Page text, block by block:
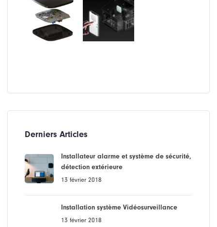
Derniers Articles
Installateur alarme et système de sécurité,
détection extérieure
13 février 2018
Installation système Vidéosurveillance
13 février 2018